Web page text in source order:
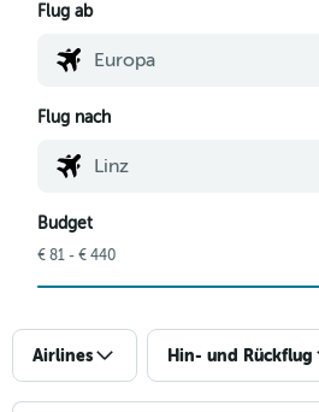
Flug ab
Flug nach
Budget
€ 81 - € 440
Airlines Hin- und Rückflug